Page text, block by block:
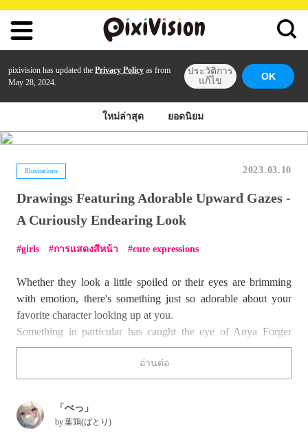
pixivision has updated the Privacy Policy as from
May 28, 2024.
ประวัติการ
แก้ไข
OK
ใหม่ล่าสุด ยอดนิยม
Illustrations 2023.03.10
Drawings Featuring Adorable Upward Gazes -
A Curiously Endearing Look
girls การแสดงสีหน้า cute expressions
Whether they look a little spoiled or their eyes are brimming
with emotion, there's something just so adorable about your
favorite character looking up at you.
Something in particular has caught the eye of Anya Forger
(fromSpy x Family), causing her to light up in excitement.
Have you set your sights on any of the illustrations below?
อ่านต่อ
「べっ」
by葉鶏(ばとり)